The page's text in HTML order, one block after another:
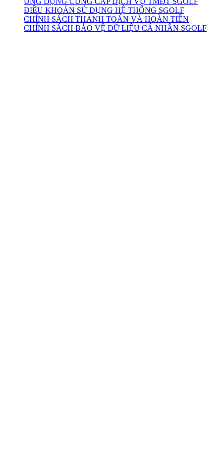
ĐIỀU KHOẢN SỬ DỤNG HỆ THỐNG SGOLF
CHÍNH SÁCH THANH TOÁN VÀ HOÀN TIỀN
CHÍNH SÁCH BẢO VỆ DỮ LIỆU CÁ NHÂN SGOLF